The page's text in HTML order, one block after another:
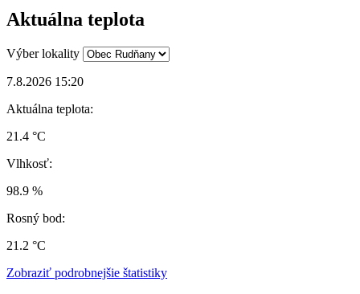
Aktuálna teplota
Výber lokality
7.8.2026 15:20
Aktuálna teplota:
21.4 °C
Vlhkosť:
98.9 %
Rosný bod:
21.2 °C
Zobraziť podrobnejšie štatistiky